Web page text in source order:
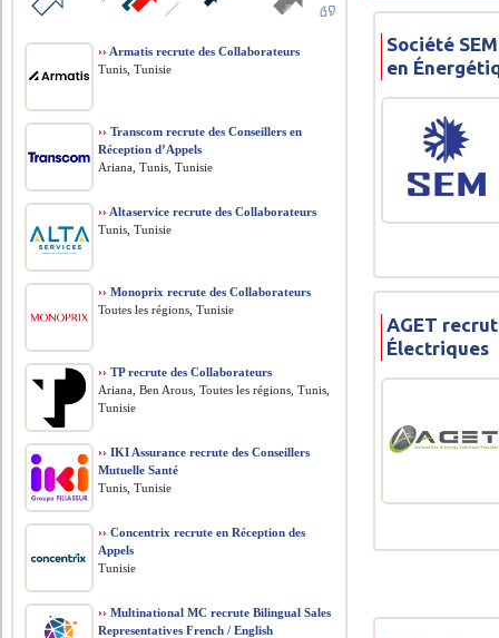
Société
en
AGET
Électriques
›› Armatis recrute des Collaborateurs
Tunis, Tunisie
›› Transcom recrute des Conseillers en
Réception d’Appels
Ariana, Tunis, Tunisie
›› Altaservice recrute des Collaborateurs
Tunis, Tunisie
›› Monoprix recrute des Collaborateurs
Toutes les régions, Tunisie
›› TP recrute des Collaborateurs
Ariana, Ben Arous, Toutes les régions, Tunis,
Tunisie
›› IKI Assurance recrute des Conseillers
Mutuelle Santé
Tunis, Tunisie
›› Concentrix recrute en Réception des
Appels
Tunisie
›› Multinational MC recrute Bilingual Sales
Representatives French / English